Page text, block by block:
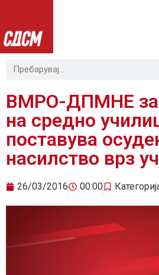
ВМРО-ДПМНЕ за
на средно
поставува
насилство врз
26/03/2016 00:00